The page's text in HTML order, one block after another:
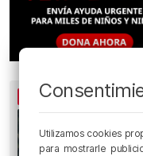
Utilizamos cookies
para mostrarle